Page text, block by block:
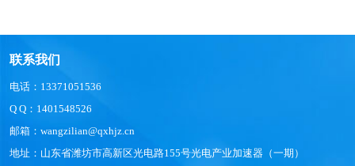
联系我们
电话：13371051536
Q Q：1401548526
邮箱：wangzilian@qxhjz.cn
地址：山东省潍坊市高新区光电路155号光电产业加速器（一期）